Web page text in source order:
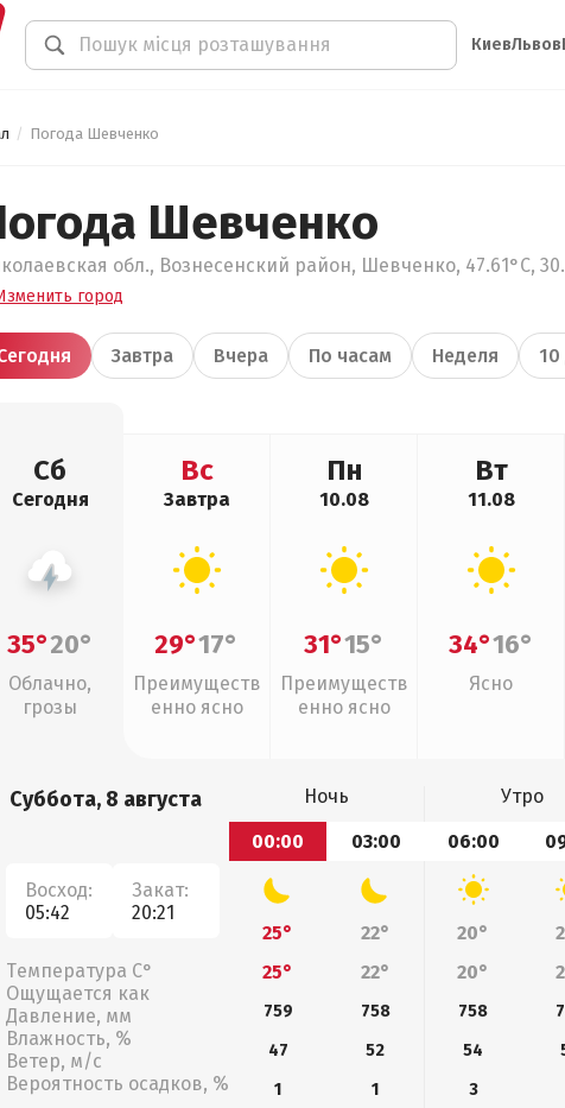
КиевЛьвов
Погода Шевченко
Шевченко
обл., Вознесенский район, Шевченко, 47.61°С,
город
Завтра Вчера По часам Неделя 10
Сб
Сегодня
35°20°
Облачно,
грозы
Вс
Завтра
29°17°
Преимуществ
енно ясно
Пн
10.08
31°15°
Преимуществ
енно ясно
Вт
11.08
34°16°
Ясно
Суббота, 8 августа
Восход:
05:42
Закат:
20:21
Температура С°
Ощущается как
Давление, мм
Влажность, %
Ветер, м/с
Вероятность осадков, %
Ночь Утро
00:00
03:00 06:00
25° 22° 20°
25°
22° 20°
759 758 758
47
52 54
1
1 3